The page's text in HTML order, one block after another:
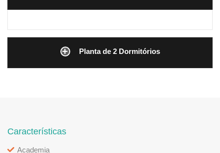
Planta de 2 Dormitórios
Características
Academia